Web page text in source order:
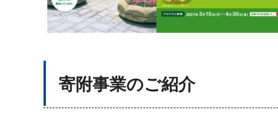
寄附事業のご紹介